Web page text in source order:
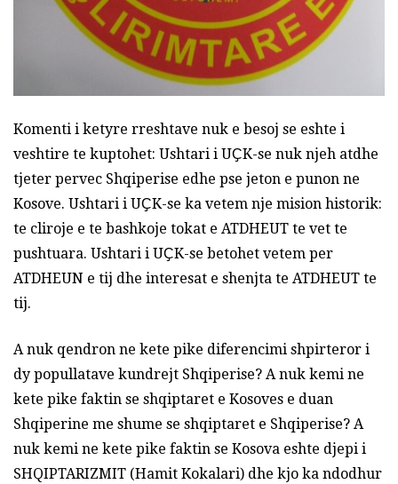
Komenti i ketyre rreshtave nuk e besoj se eshte i
veshtire te kuptohet: Ushtari i UҪK-se nuk njeh atdhe
tjeter pervec Shqiperise edhe pse jeton e punon ne
Kosove. Ushtari i UҪK-se ka vetem nje mision historik:
te cliroje e te bashkoje tokat e ATDHEUT te vet te
pushtuara. Ushtari i UҪK-se betohet vetem per
ATDHEUN e tij dhe interesat e shenjta te ATDHEUT te
tij.
A nuk qendron ne kete pike diferencimi shpirteror i
dy popullatave kundrejt Shqiperise? A nuk kemi ne
kete pike faktin se shqiptaret e Kosoves e duan
Shqiperine me shume se shqiptaret e Shqiperise? A
nuk kemi ne kete pike faktin se Kosova eshte djepi i
SHQIPTARIZMIT (Hamit Kokalari) dhe kjo ka ndodhur